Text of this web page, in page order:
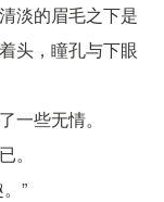
淡的眉毛之下是
头，瞳孔与下眼
一些无情。
。
”